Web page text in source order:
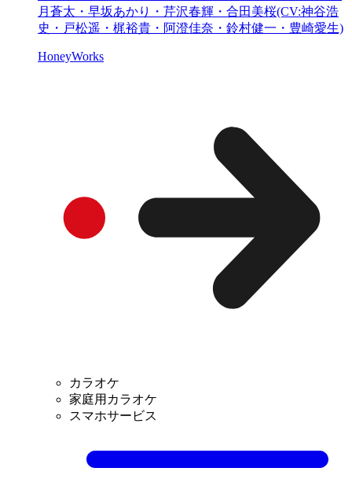
月蒼太・早坂あかり・芹沢春輝・合田美桜(CV:神谷浩
史・戸松遥・梶裕貴・阿澄佳奈・鈴村健一・豊崎愛生)
HoneyWorks
カラオケ
家庭用カラオケ
スマホサービス